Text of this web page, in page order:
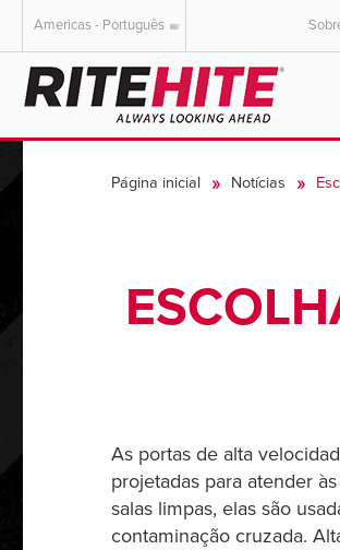
AMERICAS
English
Americas - Português
Página inicial Notícias
As portas de alta
projetadas para atender
salas limpas, elas são
contaminação cruzada.